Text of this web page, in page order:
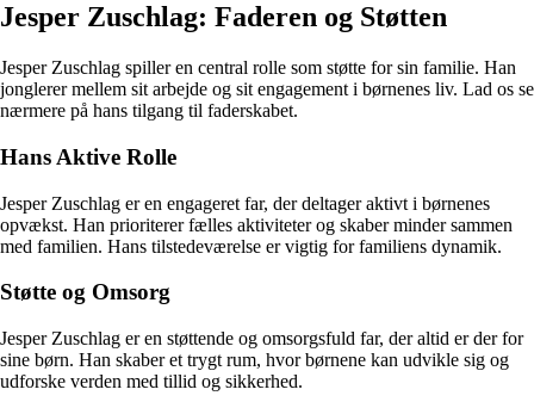
Jesper Zuschlag: Faderen og Støtten
Jesper Zuschlag spiller en central rolle som støtte for sin familie. Han
jonglerer mellem sit arbejde og sit engagement i børnenes liv. Lad os se
nærmere på hans tilgang til faderskabet.
Hans Aktive Rolle
Jesper Zuschlag er en engageret far, der deltager aktivt i børnenes
opvækst. Han prioriterer fælles aktiviteter og skaber minder sammen
med familien. Hans tilstedeværelse er vigtig for familiens dynamik.
Støtte og Omsorg
Jesper Zuschlag er en støttende og omsorgsfuld far, der altid er der for
sine børn. Han skaber et trygt rum, hvor børnene kan udvikle sig og
udforske verden med tillid og sikkerhed.